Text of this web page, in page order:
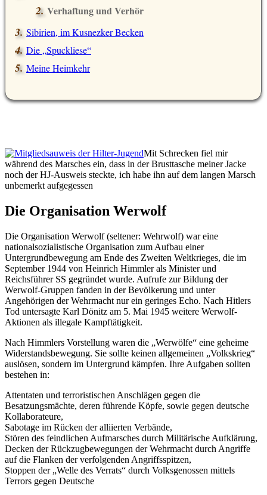
Verhaftung und Verhör
Sibirien, im Kusnezker Becken
Die Spuckliese
Meine Heimkehr
Mit Schrecken fiel mir
während des Marsches ein, dass in der Brusttasche meiner Jacke
noch der HJ-Ausweis steckte, ich habe ihn auf dem langen Marsch
unbemerkt aufgegessen
Die Organisation Werwolf
Die Organisation Werwolf (seltener: Wehrwolf) war eine
nationalsozialistische Organisation zum Aufbau einer
Untergrundbewegung am Ende des Zweiten Weltkrieges, die im
September 1944 von Heinrich Himmler als Minister und
Reichsführer SS gegründet wurde. Aufrufe zur Bildung der
Werwolf-Gruppen fanden in der Bevölkerung und unter
Angehörigen der Wehrmacht nur ein geringes Echo. Nach Hitlers
Tod untersagte Karl Dönitz am 5. Mai 1945 weitere Werwolf-
Aktionen als illegale Kampftätigkeit.
Nach Himmlers Vorstellung waren die
Werwölfe
eine geheime
Widerstandsbewegung. Sie sollte keinen allgemeinen
Volkskrieg
auslösen, sondern im Untergrund kämpfen. Ihre Aufgaben sollten
bestehen in:
Attentaten und terroristischen Anschlägen gegen die
Besatzungsmächte, deren führende Köpfe, sowie gegen deutsche
Kollaborateure,
Sabotage im Rücken der alliierten Verbände,
Stören des feindlichen Aufmarsches durch Militärische Aufklärung,
Decken der Rückzugbewegungen der Wehrmacht durch Angriffe
auf die Flanken der verfolgenden Angriffsspitzen,
Stoppen der Welle des Verrats
durch Volksgenossen mittels
Terrors gegen Deutsche